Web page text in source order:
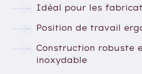
Idéal pour les
Position de travail
Construction robuste
inoxydable